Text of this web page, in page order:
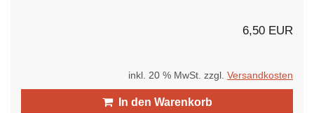
6,50 EUR
inkl. 20 % MwSt. zzgl. Versandkosten
In den Warenkorb